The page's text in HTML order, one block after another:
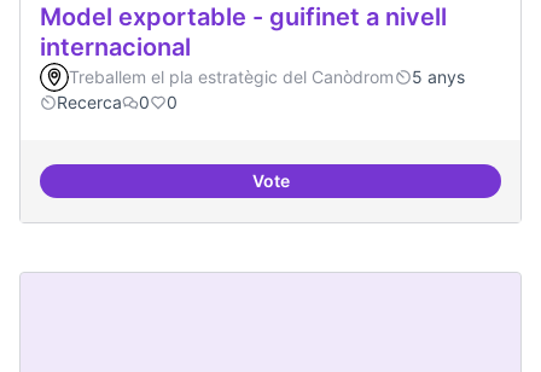
Model exportable - guifinet a nivell
internacional
Treballem el pla estratègic del Canòdrom
5 anys
Recerca
0 0
VoteModel exportable - guifinet a